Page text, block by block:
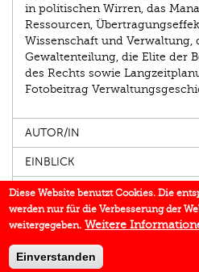
in politischen Wirren, das
Ressourcen,
Wissenschaft und Verwaltung,
Gewaltenteilung, die Elite der
des Rechts sowie
Fotobeitrag
AUTOR/IN
EINBLICK
IN DEN MEDIEN
BUCHREIHE
DOWNLOADS
Diese Website benutzt Cookies. Die
werden nur für die Verbesserung der
weitergegeben. Weitere
Einverstanden